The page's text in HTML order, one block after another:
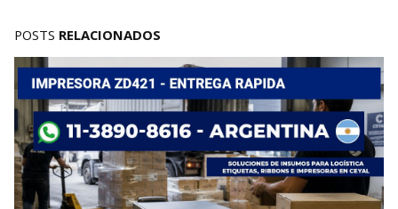
POSTS RELACIONADOS